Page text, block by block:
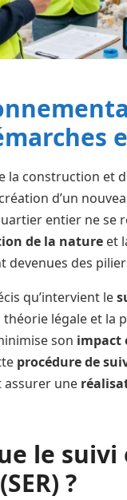
la construction et
d’un
entier ne se
de la nature et
devenues des
qu’intervient le
légale et la
son impact
procédure de
assurer une
le suivi
(SER) ?